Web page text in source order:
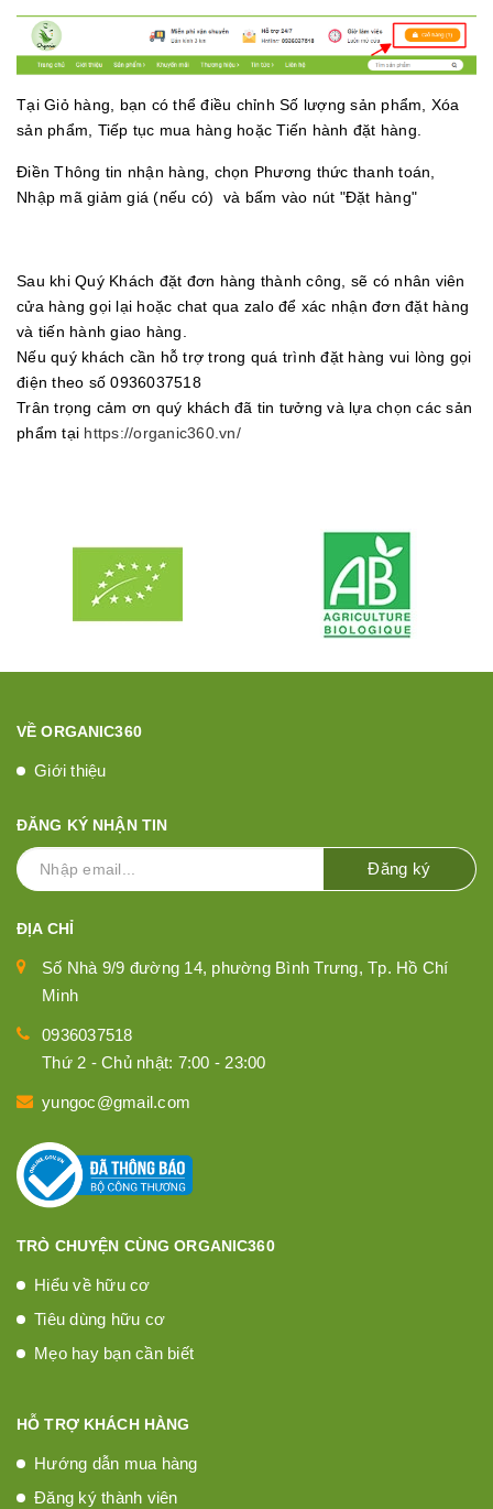
Tại Giỏ hàng, bạn có thể điều chỉnh Số lượng sản phẩm, Xóa
sản phẩm, Tiếp tục mua hàng hoặc Tiến hành đặt hàng.
Điền Thông tin nhận hàng, chọn Phương thức thanh toán,
Nhập mã giảm giá (nếu có) và bấm vào nút "Đặt hàng"
Sau khi Quý Khách đặt đơn hàng thành công, sẽ có nhân viên
cửa hàng gọi lại hoặc chat qua zalo để xác nhận đơn đặt hàng
và tiến hành giao hàng.
Nếu quý khách cần hỗ trợ trong quá trình đặt hàng vui lòng gọi
điện theo số 0936037518
Trân trọng cảm ơn quý khách đã tin tưởng và lựa chọn các sản
phẩm tại https://organic360.vn/
VỀ ORGANIC360
Giới thiệu
ĐĂNG KÝ NHẬN TIN
Đăng ký
ĐỊA CHỈ
Số Nhà 9/9 đường 14, phường Bình Trưng, Tp. Hồ Chí
Minh
0936037518
Thứ 2 - Chủ nhật: 7:00 - 23:00
yungoc@gmail.com
TRÒ CHUYỆN CÙNG ORGANIC360
Hiểu về hữu cơ
Tiêu dùng hữu cơ
Mẹo hay bạn cần biết
HỖ TRỢ KHÁCH HÀNG
Hướng dẫn mua hàng
Đăng ký thành viên